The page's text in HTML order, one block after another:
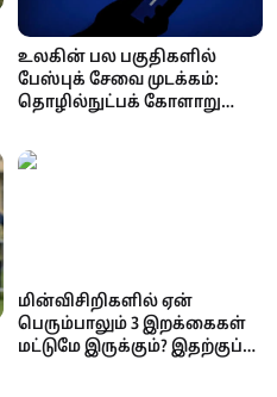
உலகின் பல பகுதிகளில்
பேஸ்புக் சேவை முடக்கம்:
தொழில்நுட்பக் கோளாறு
அதிகாரப்பூர்வ தகவல்!
மின்விசிறிகளில் ஏன்
பெரும்பாலும் 3 இறக்கைகள்
மட்டுமே இருக்கும்? இதற்குப்